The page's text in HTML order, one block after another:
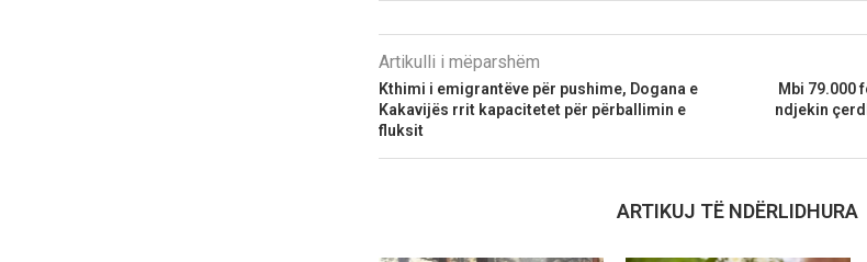
Artikulli i mëparshëm
Kthimi i emigrantëve për pushime, Dogana e
Kakavijës rrit kapacitetet për përballimin e
fluksit
Mbi 79.000
ndjekin
ARTIKUJ TË NDËRLIDHURA